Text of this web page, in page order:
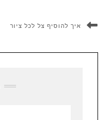
איך להוסיף צל לכל ציור